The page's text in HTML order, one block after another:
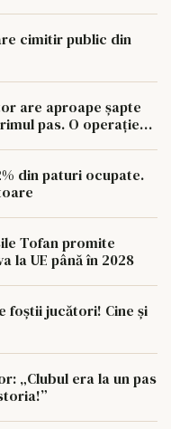
cimitir public din
are aproape șapte
pas. O operație
din paturi ocupate.
Tofan promite
la UE până în 2028
foștii jucători! Cine și
„Clubul era la un pas